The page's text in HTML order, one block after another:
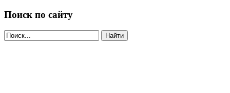
Поиск по сайту
Найти